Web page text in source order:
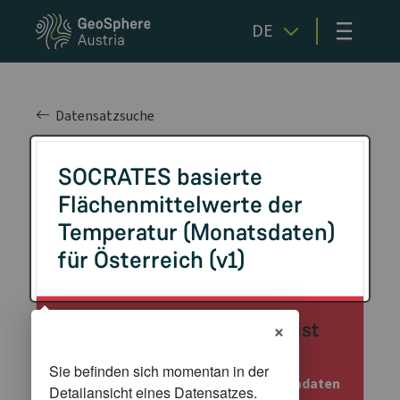
DE ≡
Datensatzsuche
SOCRATES basierte
Flächenmittelwerte der
Temperatur (Monatsdaten)
für Österreich (v1)
Achtung: Dieser Datensatz ist
Nähere Details dazu können den Metadaten
×